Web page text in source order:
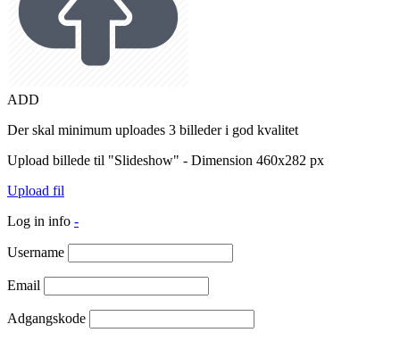
ADD
Der skal minimum uploades 3 billeder i god kvalitet
Upload billede til "Slideshow" - Dimension 460x282 px
Upload fil
Log in info -
Username
Email
Adgangskode